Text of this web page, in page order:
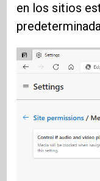
en los sitios